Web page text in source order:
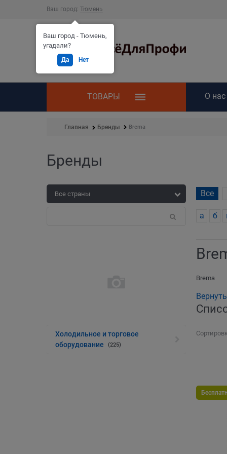
Ваш город: Тюмень
ТОВАРЫ О нас
Главная Бренды Brema
Бренды
Все
а б
Холодильное и торговое
оборудование
(225)
Brema
Ваш город - Тюмень,
угадали?
Да Нет